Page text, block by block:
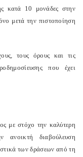
κατά 10 μονάδες στην
μετά την πιστοποίηση
τους όρους και τις
που έχει
με στόχο την καλύτερη
ανοικτή διαβούλευση
των δράσεων από τη